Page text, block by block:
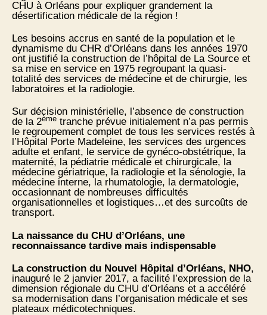
CHU à Orléans pour expliquer grandement la
désertification médicale de la région !
Les besoins accrus en santé de la population et le
dynamisme du CHR d’Orléans dans les années 1970
ont justifié la construction de l’hôpital de La Source et
sa mise en service en 1975 regroupant la quasi-
totalité des services de médecine et de chirurgie, les
laboratoires et la radiologie.
Sur décision ministérielle, l’absence de construction
de la 2ème tranche prévue initialement n’a pas permis
le regroupement complet de tous les services restés à
l’Hôpital Porte Madeleine, les services des urgences
adulte et enfant, le service de gynéco-obstétrique, la
maternité, la pédiatrie médicale et chirurgicale, la
médecine gériatrique, la radiologie et la sénologie, la
médecine interne, la rhumatologie, la dermatologie,
occasionnant de nombreuses difficultés
organisationnelles et logistiques…et des surcoûts de
transport.
La naissance du CHU d’Orléans, une
reconnaissance tardive mais indispensable
La construction du Nouvel Hôpital d’Orléans, NHO,
inauguré le 2 janvier 2017, a facilité l’expression de la
dimension régionale du CHU d’Orléans et a accéléré
sa modernisation dans l’organisation médicale et ses
plateaux médicotechniques.